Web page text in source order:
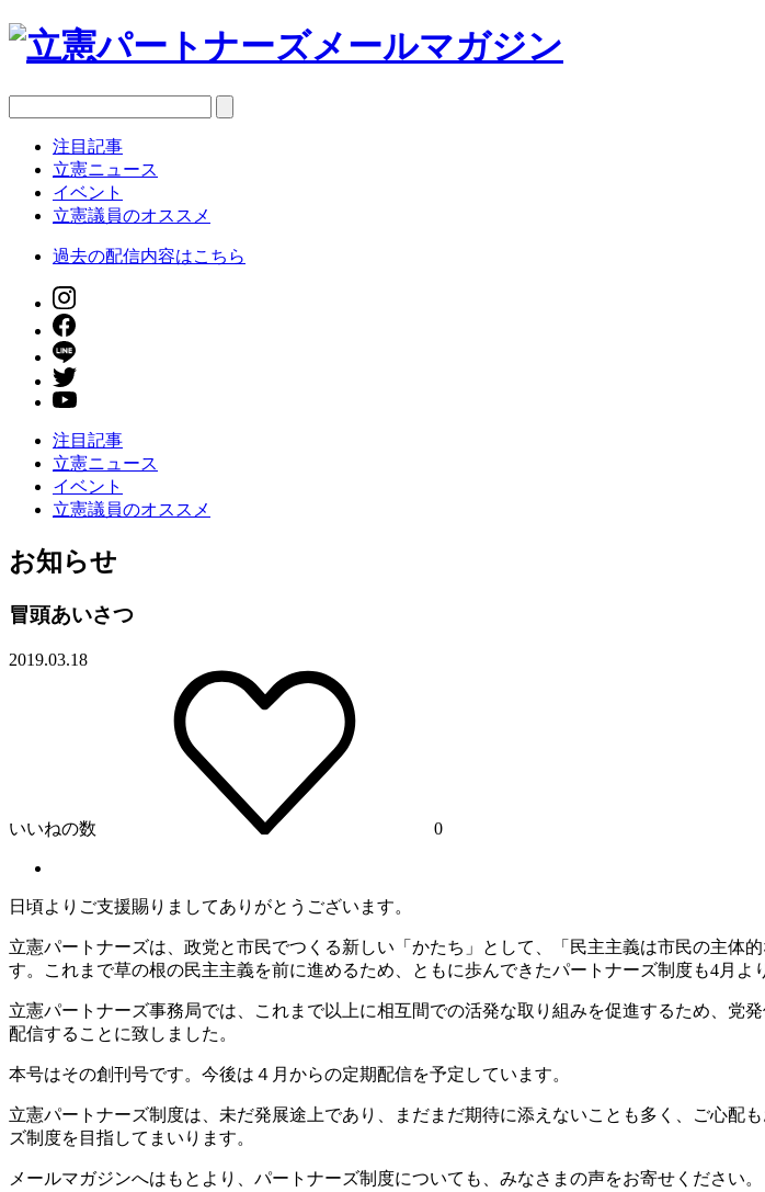
注目記事
立憲ニュース
イベント
立憲議員のオススメ
過去の配信内容はこちら
注目記事
立憲ニュース
イベント
立憲議員のオススメ
お知らせ
冒頭あいさつ
2019.03.18
いいねの数 0
日頃よりご支援賜りましてありがとうございます。
立憲パートナーズは、政党と市民でつくる新しい「かたち」として、「民主主義は市民の主
す。これまで草の根の民主主義を前に進めるため、ともに歩んできたパートナーズ制度も4月よ
立憲パートナーズ事務局では、これまで以上に相互間での活発な取り組みを促進するため、
配信することに致しました。
本号はその創刊号です。今後は４月からの定期配信を予定しています。
立憲パートナーズ制度は、未だ発展途上であり、まだまだ期待に添えないことも多く、ご心
ズ制度を目指してまいります。
メールマガジンへはもとより、パートナーズ制度についても、みなさまの声をお寄せください。